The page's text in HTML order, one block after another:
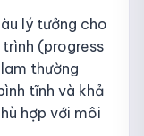
lý tưởng cho
(progress
thường
tĩnh và khả
hợp với môi